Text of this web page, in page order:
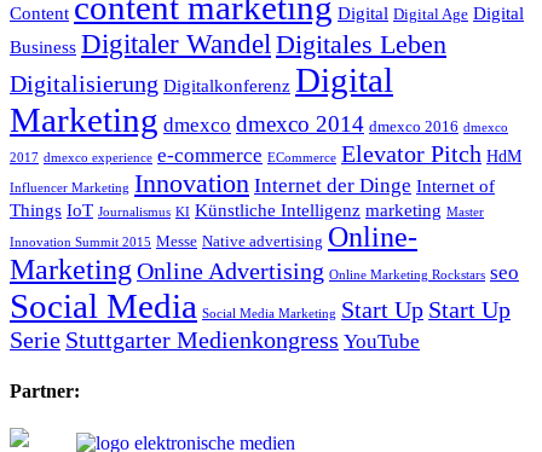
Content Digital Digital Age Digital
Business Digitaler WandelDigitales Leben
Digitalisierung Digitalkonferenz Digital
Marketing dmexco dmexco 2014 dmexco 2016 dmexco
2017 dmexco experience e-commerce ECommerce Elevator Pitch HdM
Influencer Marketing Innovation Internet der Dinge Internet of
Things IoT Journalismus KI Künstliche Intelligenz marketing Master
Innovation Summit 2015 Messe Native advertising Online-
MarketingOnline Advertising Online Marketing Rockstars seo
Social Media Social Media Marketing Start Up Start Up
Serie Stuttgarter Medienkongress YouTube
Partner: